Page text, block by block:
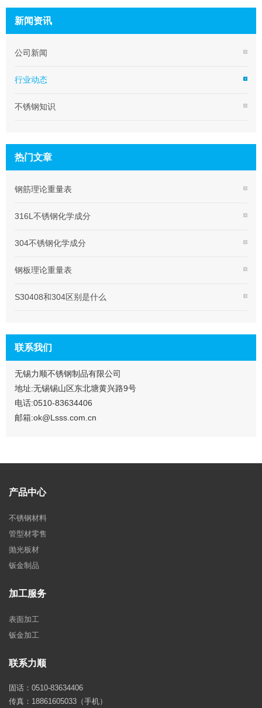
新闻资讯
公司新闻
行业动态
不锈钢知识
热门文章
钢筋理论重量表
316L不锈钢化学成分
304不锈钢化学成分
钢板理论重量表
S30408和304区别是什么
联系我们
无锡力顺不锈钢制品有限公司
地址:无锡锡山区东北塘黄兴路9号
电话:0510-83634406
邮箱:ok@Lsss.com.cn
产品中心
不锈钢材料
管型材零售
抛光板材
钣金制品
加工服务
表面加工
钣金加工
联系力顺
固话：0510-83634406
传真：18861605033（手机）